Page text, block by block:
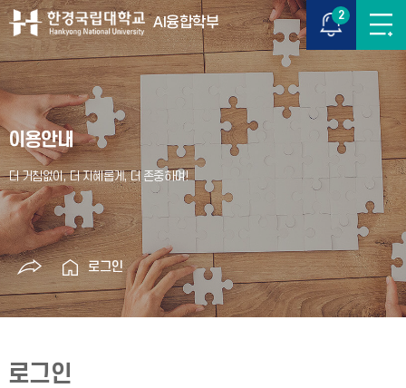
AI융합학부 2
이용안내
로그인
로그인